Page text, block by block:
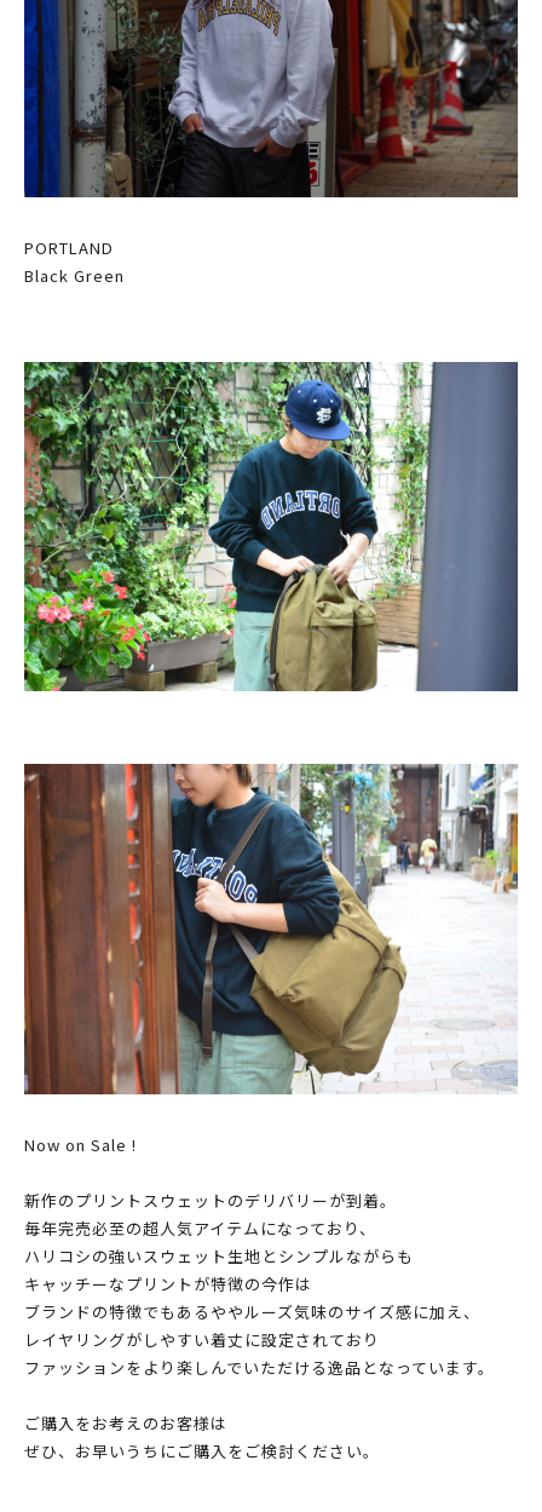
PORTLAND
Black Green
Now on Sale !
新作のプリントスウェットのデリバリーが到着。
毎年完売必至の超人気アイテムになっており、
ハリコシの強いスウェット生地とシンプルながらも
キャッチーなプリントが特徴の今作は
ブランドの特徴でもあるややルーズ気味のサイズ感に加え、
レイヤリングがしやすい着丈に設定されており
ファッションをより楽しんでいただける逸品となっています。
ご購入をお考えのお客様は
ぜひ、お早いうちにご購入をご検討ください。